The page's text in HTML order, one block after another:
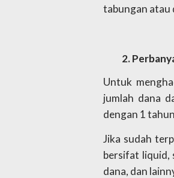
tabungan atau
Untuk
jumlah dana
dengan 1
Jika sudah
bersifat liquid,
dana, dan